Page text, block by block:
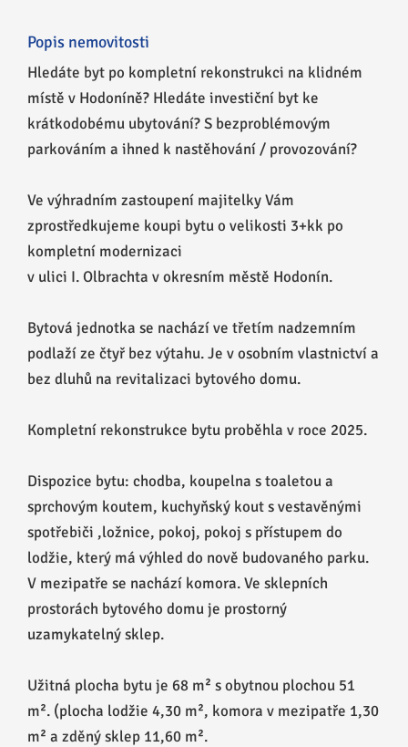
Popis nemovitosti
Hledáte byt po kompletní rekonstrukci na klidném
místě v Hodoníně? Hledáte investiční byt ke
krátkodobému ubytování? S bezproblémovým
parkováním a ihned k nastěhování / provozování?
Ve výhradním zastoupení majitelky Vám
zprostředkujeme koupi bytu o velikosti 3+kk po
kompletní modernizaci
v ulici I. Olbrachta v okresním městě Hodonín.
Bytová jednotka se nachází ve třetím nadzemním
podlaží ze čtyř bez výtahu. Je v osobním vlastnictví a
bez dluhů na revitalizaci bytového domu.
Kompletní rekonstrukce bytu proběhla v roce 2025.
Dispozice bytu: chodba, koupelna s toaletou a
sprchovým koutem, kuchyňský kout s vestavěnými
spotřebiči ,ložnice, pokoj, pokoj s přístupem do
lodžie, který má výhled do nově budovaného parku.
V mezipatře se nachází komora. Ve sklepních
prostorách bytového domu je prostorný
uzamykatelný sklep.
Užitná plocha bytu je 68 m² s obytnou plochou 51
m². (plocha lodžie 4,30 m², komora v mezipatře 1,30
m² a zděný sklep 11,60 m².